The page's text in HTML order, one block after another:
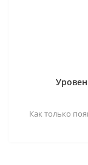
Как только